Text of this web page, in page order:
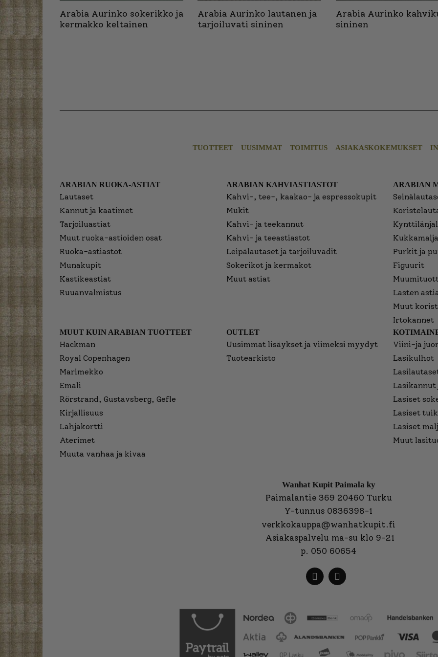
Arabia Aurinko sokerikko ja
kermakko keltainen
Arabia Aurinko lautanen ja
tarjoiluvati sininen
Arabia Aurinko
sininen
TUOTTEET UUSIMMAT TOIMITUS ASIAKASKOKEMUKSET
ARABIAN RUOKA-ASTIAT
Lautaset
Kannut ja kaatimet
Tarjoiluastiat
Muut ruoka-astioiden osat
Ruoka-astiastot
Munakupit
Kastikeastiat
Ruuanvalmistus
ARABIAN KAHVIASTIASTOT
Kahvi-, tee-, kaakao- ja espressokupit
Mukit
Kahvi- ja teekannut
Kahvi- ja teeastiastot
Leipälautaset ja tarjoiluvadit
Sokerikot ja kermakot
Muut astiat
ARABIAN
Purkit ja
Figuurit
Lasten
Muut
Irtokannet
MUUT KUIN ARABIAN TUOTTEET
Hackman
Royal Copenhagen
Marimekko
Emali
Rörstrand, Gustavsberg, Gefle
Kirjallisuus
Lahjakortti
Aterimet
Muuta vanhaa ja kivaa
OUTLET
Uusimmat lisäykset ja viimeksi myydyt
Tuotearkisto
Viini-ja
Lasikulhot
Lasiset
Lasiset
Lasiset
Muut
Wanhat Kupit Paimala ky
Paimalantie 369 20460 Turku
Y-tunnus 0836398-1
verkkokauppa@wanhatkupit.fi
Asiakaspalvelu ma-su klo 9-21
p. 050 60654